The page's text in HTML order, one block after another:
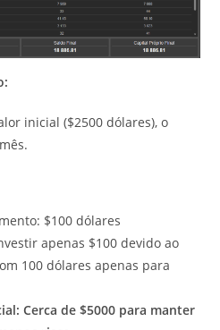
inicial ($2500 dólares), o
$100 dólares
apenas $100 devido ao
100 dólares apenas para
Cerca de $5000 para manter